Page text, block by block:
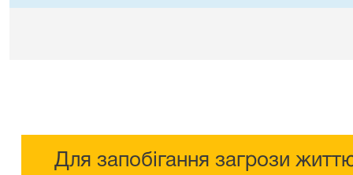
Для запобігання загрози